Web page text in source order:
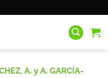
A. y A. GARCÍA-